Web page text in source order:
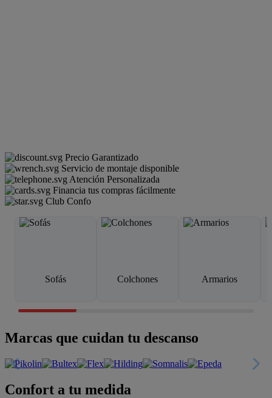
Precio Garantizado
Servicio de montaje disponible
Atención Personalizada
Financia tus compras fácilmente
Club Confo
Sofás Colchones Armarios
Marcas que cuidan tu descanso
Confort a tu medida